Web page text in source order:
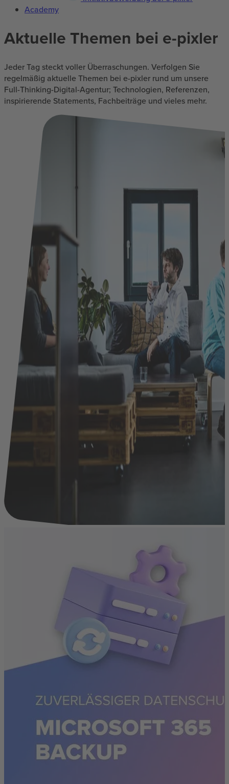
Academy
Aktuelle Themen bei e-pixler
Jeder Tag steckt voller Überraschungen. Verfolgen Sie
regelmäßig aktuelle Themen bei e-pixler rund um unsere
Full-Thinking-Digital-Agentur; Technologien, Referenzen,
inspirierende Statements, Fachbeiträge und vieles mehr.